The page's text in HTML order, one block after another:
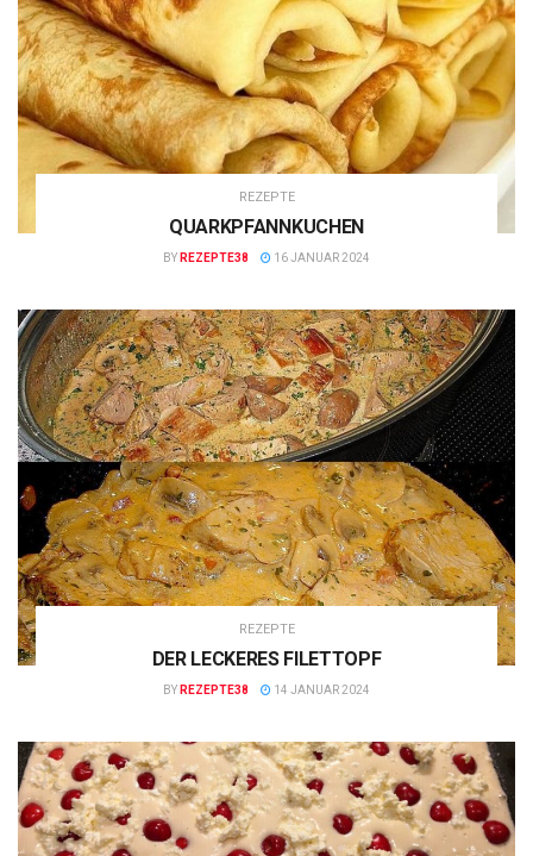
REZEPTE
QUARKPFANNKUCHEN
BY REZEPTE38 16 JANUAR 2024
REZEPTE
DER LECKERES FILETTOPF
BY REZEPTE38 14 JANUAR 2024